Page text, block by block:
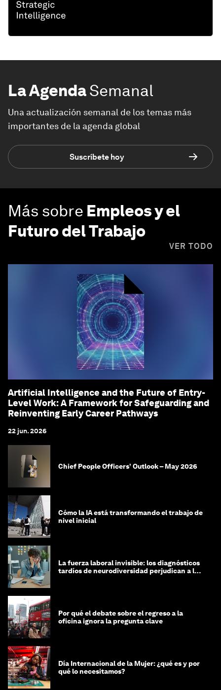
La AgendaSemanal
Una actualización semanal de los temas más
importantes de la agenda global
Suscríbete hoy
Más sobre Empleos y el
Futuro del Trabajo
VER TODO
Artificial Intelligence and the Future of Entry-
Level Work: A Framework for Safeguarding and
Reinventing Early Career Pathways
22 jun. 2026
Chief People Officers’ Outlook – May 2026
Cómo la IA está transformando el trabajo de
nivel inicial
La fuerza laboral invisible: los diagnósticos
tardíos de neurodiversidad perjudican a las
Por qué el debate sobre el regreso a la
oficina ignora la pregunta clave
Día Internacional de la Mujer: ¿qué es y por
qué lo necesitamos?